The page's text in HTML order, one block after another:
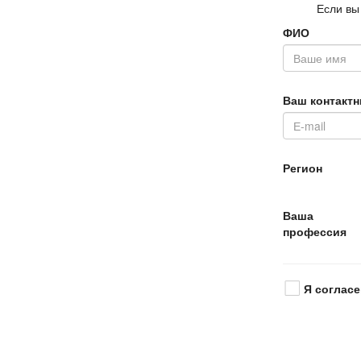
Если
ФИО
аш
Регион
аша
профессия
Я